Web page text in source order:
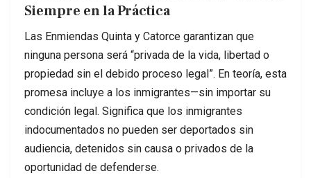
Siempre en la Práctica
Las Enmiendas Quinta y Catorce garantizan que
ninguna persona será “privada de la vida, libertad o
propiedad sin el debido proceso legal”. En teoría, esta
promesa incluye a los inmigrantes—sin importar su
condición legal. Significa que los inmigrantes
indocumentados no pueden ser deportados sin
audiencia, detenidos sin causa o privados de la
oportunidad de defenderse.